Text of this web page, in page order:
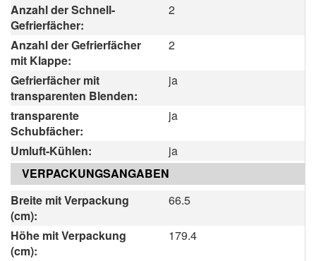
Anzahl der Schnell-
Gefrierfächer:
2
Anzahl der Gefrierfächer
mit Klappe:
2
Gefrierfächer mit
transparenten Blenden:
ja
transparente
Schubfächer:
ja
Umluft-Kühlen:
ja
VERPACKUNGSANGABEN
Breite mit Verpackung
(cm):
66.5
Höhe mit Verpackung
(cm):
179.4